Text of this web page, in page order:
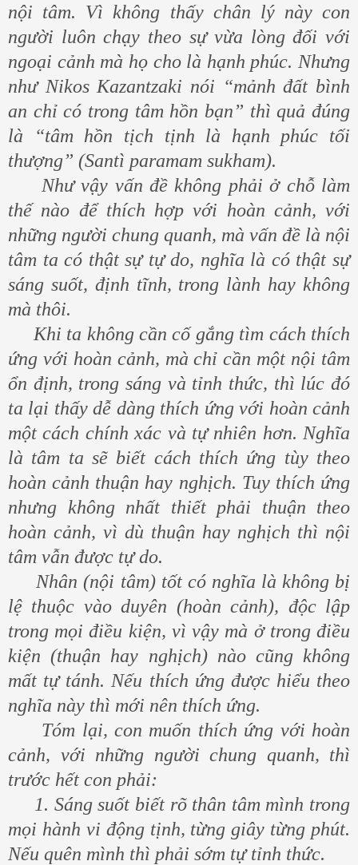
nội tâm. Vì không thấy chân lý này con
người luôn chạy theo sự vừa lòng đối với
ngoại cảnh mà họ cho là hạnh phúc. Nhưng
như Nikos Kazantzaki nói “mảnh đất bình
an chỉ có trong tâm hồn bạn” thì quả đúng
là “tâm hồn tịch tịnh là hạnh phúc tối
thượng” (Santì paramam sukham).
Như vậy vấn đề không phải ở chỗ làm
thế nào để thích hợp với hoàn cảnh, với
những người chung quanh, mà vấn đề là nội
tâm ta có thật sự tự do, nghĩa là có thật sự
sáng suốt, định tĩnh, trong lành hay không
mà thôi.
Khi ta không cần cố gắng tìm cách thích
ứng với hoàn cảnh, mà chỉ cần một nội tâm
ổn định, trong sáng và tỉnh thức, thì lúc đó
ta lại thấy dễ dàng thích ứng với hoàn cảnh
một cách chính xác và tự nhiên hơn. Nghĩa
là tâm ta sẽ biết cách thích ứng tùy theo
hoàn cảnh thuận hay nghịch. Tuy thích ứng
nhưng không nhất thiết phải thuận theo
hoàn cảnh, vì dù thuận hay nghịch thì nội
tâm vẫn được tự do.
Nhân (nội tâm) tốt có nghĩa là không bị
lệ thuộc vào duyên (hoàn cảnh), độc lập
trong mọi điều kiện, vì vậy mà ở trong điều
kiện (thuận hay nghịch) nào cũng không
mất tự tánh. Nếu thích ứng được hiểu theo
nghĩa này thì mới nên thích ứng.
Tóm lại, con muốn thích ứng với hoàn
cảnh, với những người chung quanh, thì
trước hết con phải:
1. Sáng suốt biết rõ thân tâm mình trong
mọi hành vi động tịnh, từng giây từng phút.
Nếu quên mình thì phải sớm tự tỉnh thức.